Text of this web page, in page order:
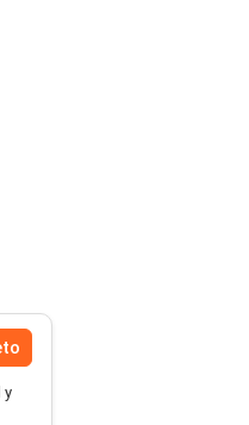
y